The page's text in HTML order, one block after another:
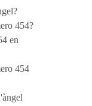
454?
en
454